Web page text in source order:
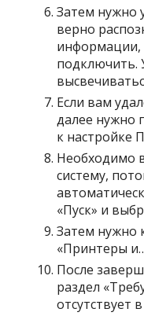
Затем нужно
верно
информации,
подключить.
Если вам
далее нужно
к настройке
Необходимо
систему,
«Пуск» и
Затем нужно
«Принтеры
После
раздел
отсутствует